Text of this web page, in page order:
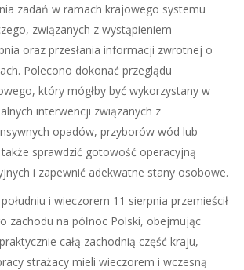
zadań w ramach krajowego systemu
związanych z wystąpieniem
oraz przesłania informacji zwrotnej o
Polecono dokonać przeglądu
który mógłby być wykorzystany w
interwencji związanych z
opadów, przyborów wód lub
sprawdzić gotowość operacyjną
i zapewnić adekwatne stany osobowe.
i wieczorem 11 sierpnia przemieścił
zachodu na północ Polski, obejmując
całą zachodnią część kraju,
strażacy mieli wieczorem i wczesną